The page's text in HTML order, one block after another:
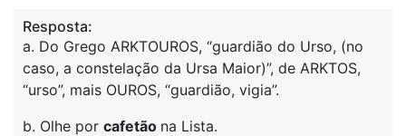
Resposta:
a. Do Grego ARKTOUROS, “guardião do Urso, (no
caso, a constelação da Ursa Maior)”, de ARKTOS,
“urso”, mais OUROS, “guardião, vigia”.
b. Olhe por cafetão na Lista.